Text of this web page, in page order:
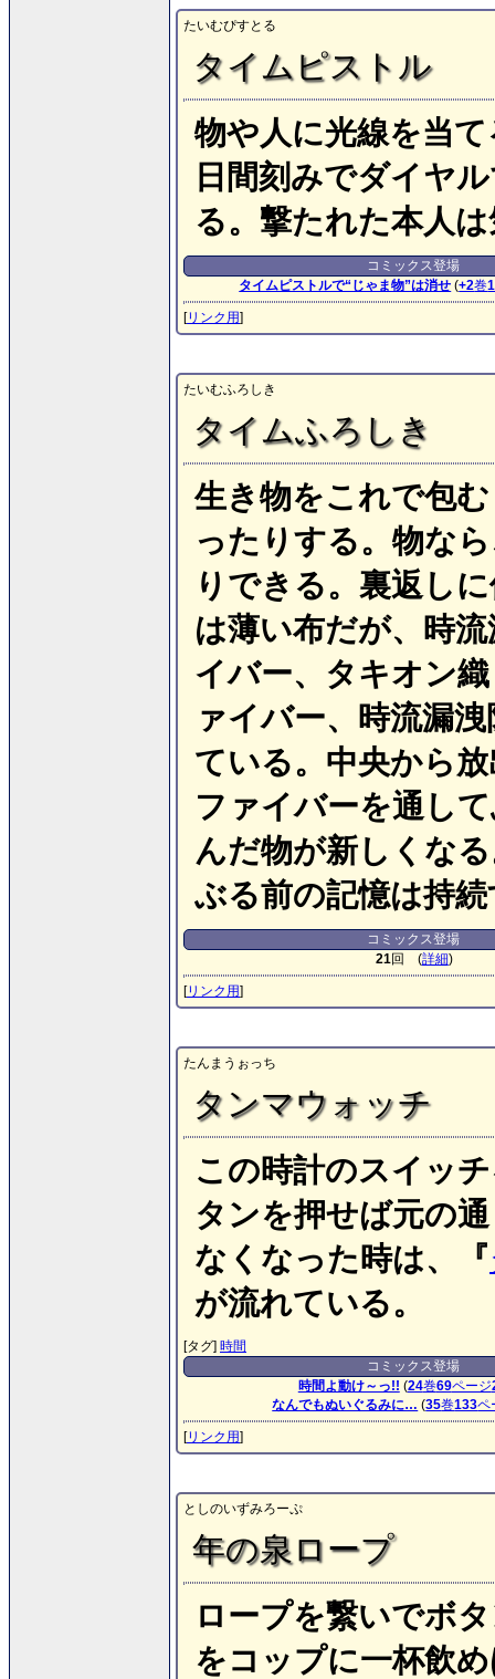
たいむぴすとる
タイムピストル
物や人に光線を当
日間刻みでダイヤ
る。撃たれた本人
コミックス登場
タイムピストルで“じゃま物”は消せ (+2巻
[リンク用]
たいむふろしき
タイムふろしき
生き物をこれで包
ったりする。物な
りできる。裏返し
は薄い布だが、時
イバー、タキオン
ァイバー、時流漏
ている。中央から
ファイバーを通し
んだ物が新しくな
ぶる前の記憶は持
コミックス登場
21回 (詳細)
[リンク用]
たんまうぉっち
タンマウォッチ
この時計のスイッ
タンを押せば元の
なくなった時は、『
が流れている。
[タグ] 時間
コミックス登場
時間よ動け～っ!! (24巻69ページ
なんでもぬいぐるみに… (35巻133ペ
[リンク用]
としのいずみろーぷ
年の泉ロープ
ロープを繋いでボ
をコップに一杯飲